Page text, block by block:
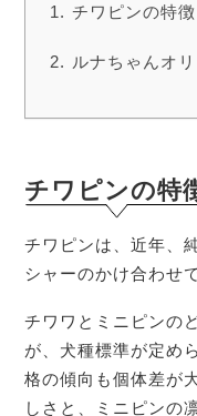
チワピンの特徴
ルナちゃんオ
チワピンの特
チワピンは、近年、
シャーのかけ合わせ
チワワとミニピンの
が、犬種標準が定め
格の傾向も個体差が
しさと、ミニピンの